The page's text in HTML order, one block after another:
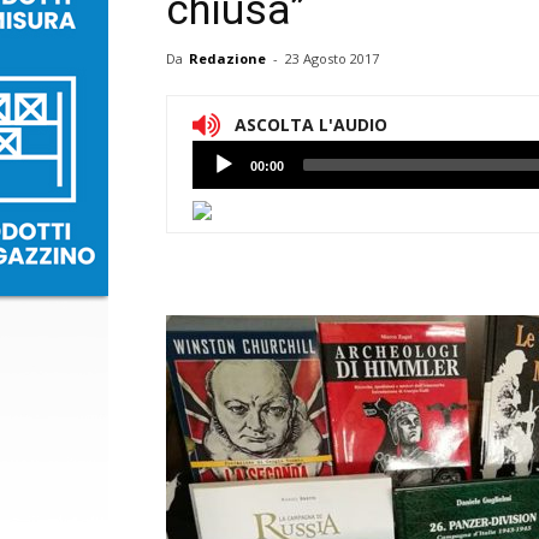
chiusa”
Da Redazione - 23 Agosto 2017
ASCOLTA L'AUDIO
Lettore
Audio
00:00